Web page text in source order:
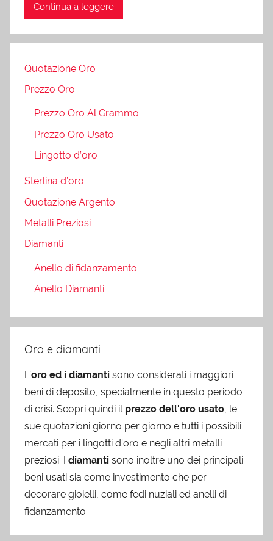
Continua a leggere
Quotazione Oro
Prezzo Oro
Prezzo Oro Al Grammo
Prezzo Oro Usato
Lingotto d’oro
Sterlina d’oro
Quotazione Argento
Metalli Preziosi
Diamanti
Anello di fidanzamento
Anello Diamanti
Oro e diamanti
L’oro ed i diamanti sono considerati i maggiori
beni di deposito, specialmente in questo periodo
di crisi. Scopri quindi il prezzo dell'oro usato, le
sue quotazioni giorno per giorno e tutti i possibili
mercati per i lingotti d'oro e negli altri metalli
preziosi. I diamanti sono inoltre uno dei principali
beni usati sia come investimento che per
decorare gioielli, come fedi nuziali ed anelli di
fidanzamento.